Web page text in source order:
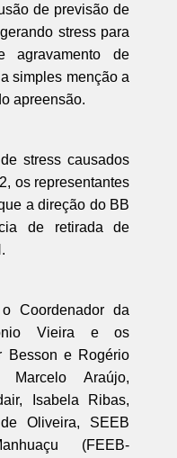
de previsão de
stress para
agravamento de
simples menção a
apreensão.
stress causados
os representantes
a direção do BB
de retirada de
Coordenador da
Vieira e os
Besson e Rogério
Marcelo Araújo,
Isabela Ribas,
Oliveira, SEEB
(FEEB-